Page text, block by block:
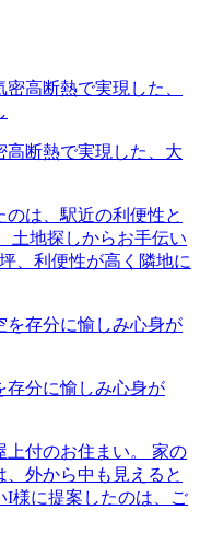
断熱で実現した、大
は、駅近の利便性と
土地探しからお手伝い
、利便性が高く隣地に
分に愉しみ心身が
上付のお住まい。 家の
外から中も見えると
I様に提案したのは、ご